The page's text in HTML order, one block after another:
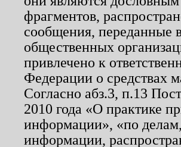
фрагментов,
сообщения, переданные
общественных
привлечено к
Федерации о средствах
Согласно абз.3, п.13
2010 года «О практике
информации», «по
информации,